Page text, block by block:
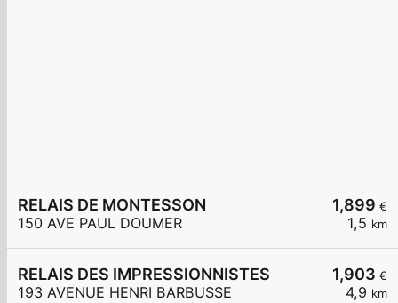
1,899 €
1,5 km
RELAIS DE MONTESSON
150 AVE PAUL DOUMER
1,903 €
4,9 km
RELAIS DES IMPRESSIONNISTES
193 AVENUE HENRI BARBUSSE